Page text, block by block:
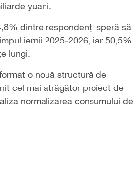
yuani.
dintre respondenți speră să
iernii 2025-2026, iar 50,5%
lungi.
o nouă structură de
cel mai atrăgător proiect de
normalizarea consumului de